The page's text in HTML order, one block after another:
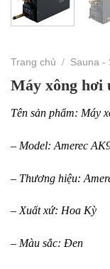
Trang chủ / Sauna -
Máy xông hơi
Tên sản phẩm: Máy
– Model: Amerec
– Thương hiệu:
– Xuất xứ: Hoa Kỳ
– Màu sắc: Đen